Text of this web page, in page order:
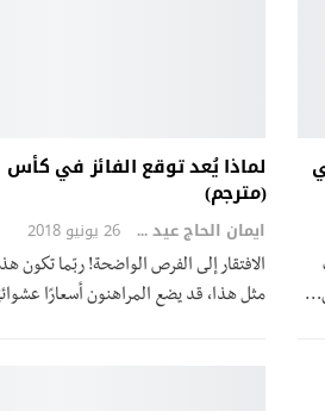
لماذا يُعد توقع الفائز في كأس
(مترجم)
ايمان الحاج عيد 26 يونيو 2018
الافتقار إلى الفرص الواضحة! ربّما تكون
مثل هذا، قد يضع المراهنون أسعارًا